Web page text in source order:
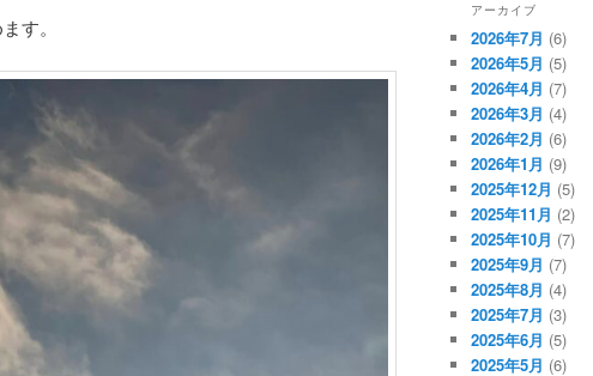
す。
アーカイブ
2026年7月 (6)
2026年5月 (5)
2026年4月 (7)
2026年3月 (4)
2026年2月 (6)
2026年1月 (9)
2025年12月 (5)
2025年11月 (2)
2025年10月 (7)
2025年9月 (7)
2025年8月 (4)
2025年7月 (3)
2025年6月 (5)
2025年5月 (6)